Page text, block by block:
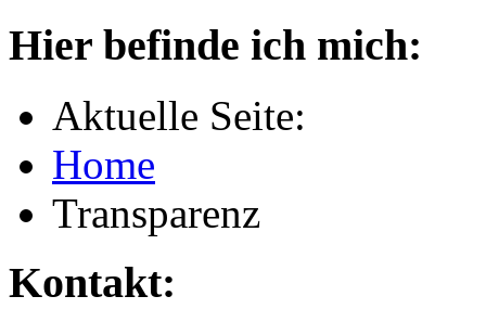
Hier befinde ich mich:
Aktuelle Seite:
Home
Transparenz
Kontakt: